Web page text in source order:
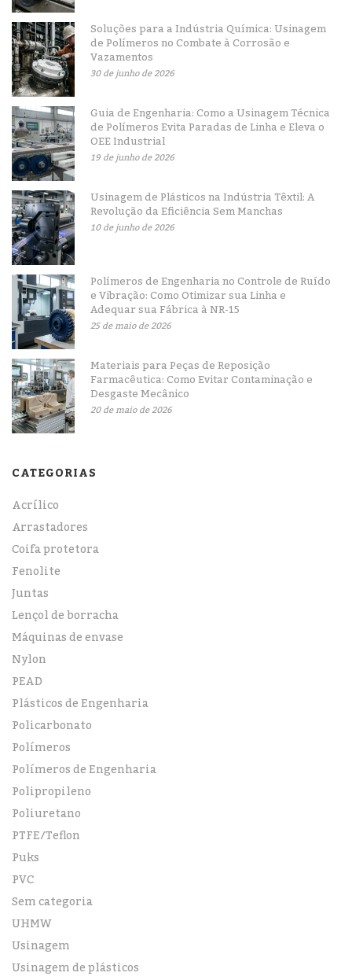
Soluções para a Indústria Química: Usinagem
de Polímeros no Combate à Corrosão e
Vazamentos
30 de junho de 2026
Guia de Engenharia: Como a Usinagem Técnica
de Polímeros Evita Paradas de Linha e Eleva o
OEE Industrial
19 de junho de 2026
Usinagem de Plásticos na Indústria Têxtil: A
Revolução da Eficiência Sem Manchas
10 de junho de 2026
Polímeros de Engenharia no Controle de Ruído
e Vibração: Como Otimizar sua Linha e
Adequar sua Fábrica à NR-15
25 de maio de 2026
Materiais para Peças de Reposição
Farmacêutica: Como Evitar Contaminação e
Desgaste Mecânico
20 de maio de 2026
CATEGORIAS
Acrílico
Arrastadores
Coifa protetora
Fenolite
Juntas
Lençol de borracha
Máquinas de envase
Nylon
PEAD
Plásticos de Engenharia
Policarbonato
Polímeros
Polímeros de Engenharia
Polipropileno
Poliuretano
PTFE/Teflon
Puks
PVC
Sem categoria
UHMW
Usinagem
Usinagem de plásticos